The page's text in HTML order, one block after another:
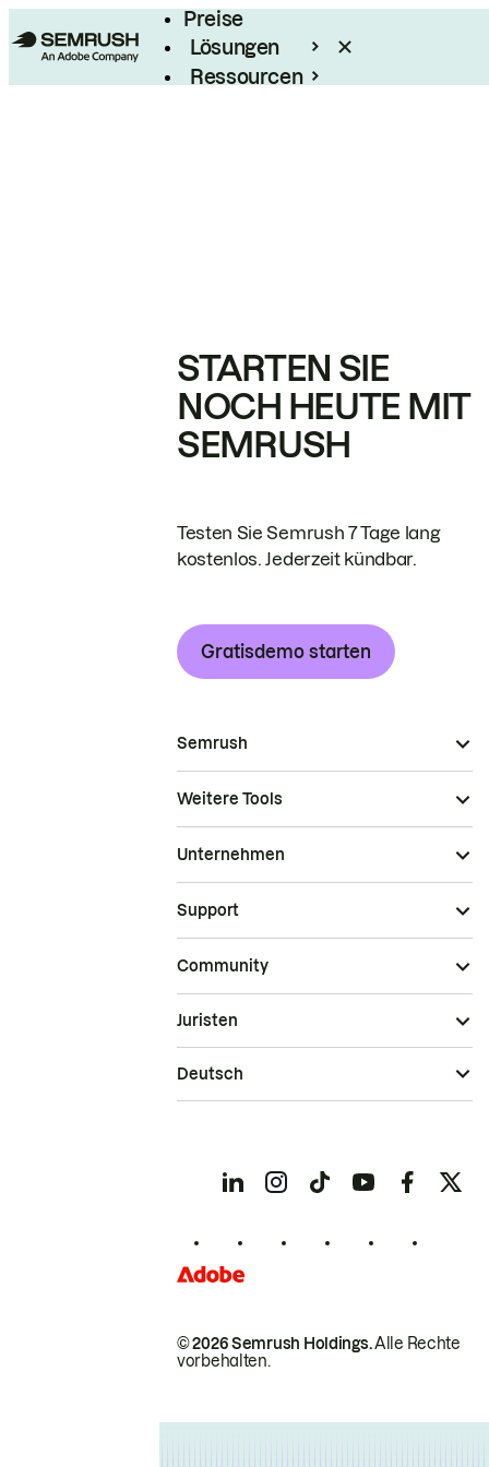
Preise
Lösungen
Ressourcen
STARTEN SIE
NOCH HEUTE MIT
SEMRUSH
Testen Sie Semrush 7 Tage lang
kostenlos. Jederzeit kündbar.
Gratisdemo starten
Semrush
Weitere Tools
Unternehmen
Support
Community
© 2026 Semrush Holdings.Alle Rechte
vorbehalten.
Juristen
Deutsch